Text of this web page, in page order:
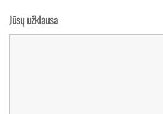
Jūsų užklausa